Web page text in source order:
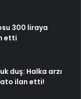
300 liraya
etti
duş: Halka arzı
ilan etti!